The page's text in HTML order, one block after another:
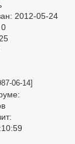
: 2012-05-24
0
06-14]